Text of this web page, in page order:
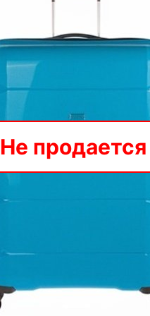
Не продается